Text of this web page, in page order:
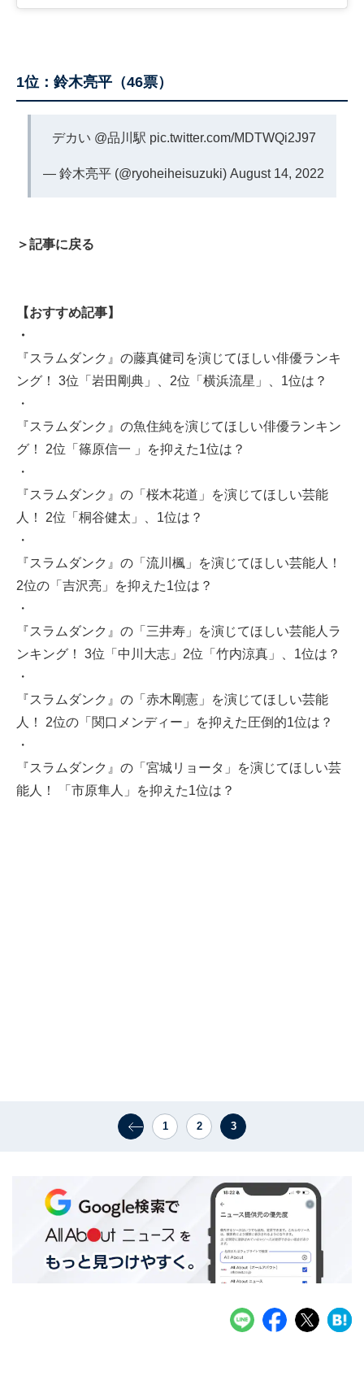
1位：鈴木亮平（46票）
デカい @品川駅 pic.twitter.com/MDTWQi2J97
— 鈴木亮平 (@ryoheiheisuzuki) August 14, 2022
＞記事に戻る
【おすすめ記事】
・
『スラムダンク』の藤真健司を演じてほしい俳優ランキ
ング！ 3位「岩田剛典」、2位「横浜流星」、1位は？
・
『スラムダンク』の魚住純を演じてほしい俳優ランキン
グ！ 2位「篠原信一 」を抑えた1位は？
・
『スラムダンク』の「桜木花道」を演じてほしい芸能
人！ 2位「桐谷健太」、1位は？
・
『スラムダンク』の「流川楓」を演じてほしい芸能人！
2位の「吉沢亮」を抑えた1位は？
・
『スラムダンク』の「三井寿」を演じてほしい芸能人ラ
ンキング！ 3位「中川大志」2位「竹内涼真」、1位は？
・
『スラムダンク』の「赤木剛憲」を演じてほしい芸能
人！ 2位の「関口メンディー」を抑えた圧倒的1位は？
・
『スラムダンク』の「宮城リョータ」を演じてほしい芸
能人！ 「市原隼人」を抑えた1位は？
1 2 3